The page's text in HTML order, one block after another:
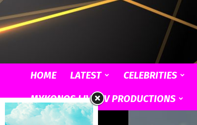
HOME LATEST CELEBRITIES
MYKONOS LIVE TV PRODUCTIONS